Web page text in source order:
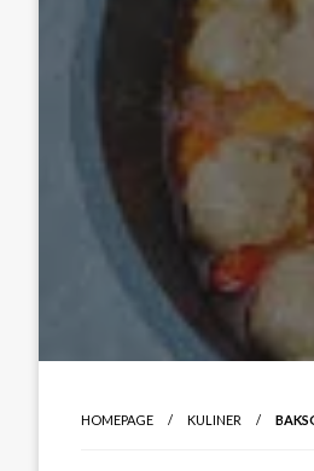
HOMEPAGE KULINER